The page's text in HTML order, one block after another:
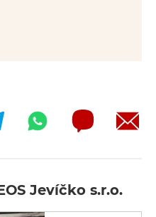
Jevíčko s.r.o.